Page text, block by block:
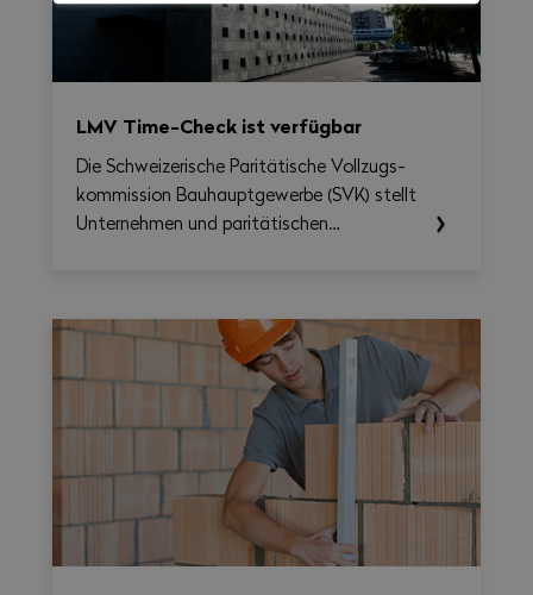
LMV Time-Check ist verfügbar
Die Schweizerische Paritätische Vollzugs­
kommission Bau­haupt­gewerbe (SVK) stellt
Unternehmen und paritätischen
Gesamtarbeitsvertrags 2026–2031
erleichtern soll. Damit lassen sich
Arbeitszeit, Überstunden, Reisezeit und
allfällige Zuschläge auf Wochenbasis
berechnen und gleichzeitig eine
übersichtliche, als PDF exportierbare
Zusammenfassung erstellen.